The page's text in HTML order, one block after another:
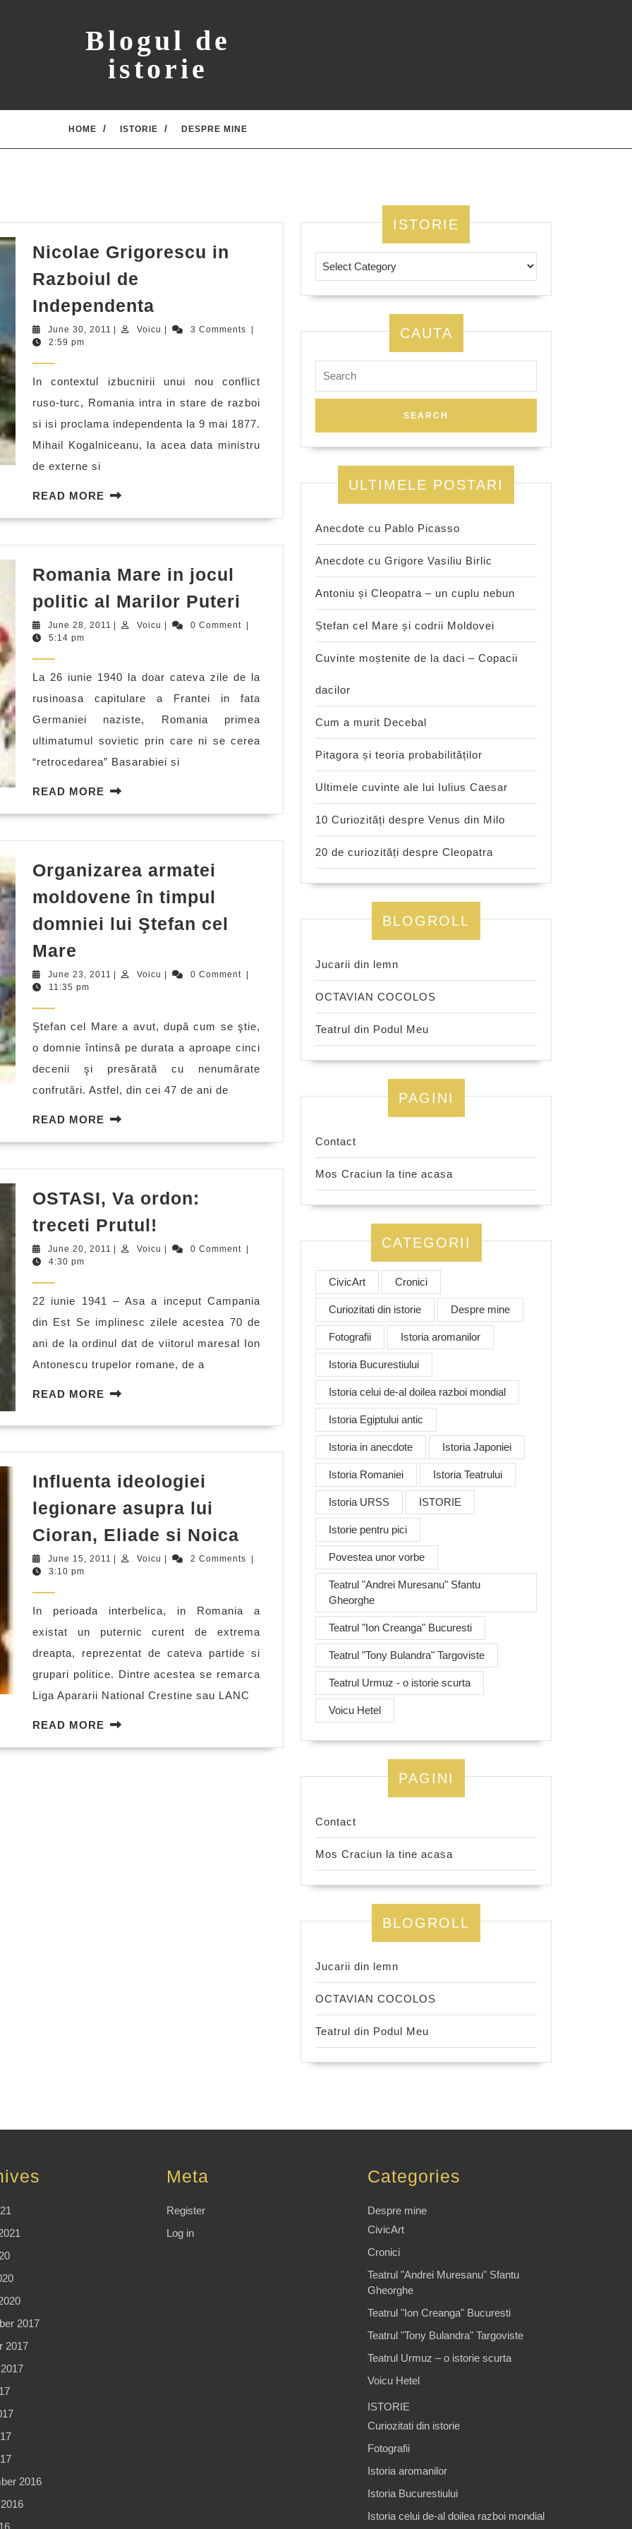
Blogul de
istorie
HOME ISTORIE DESPRE MINE
Nicolae Grigorescu in
Razboiul de
Independenta
Grigorescu
de
Independenta
June 30, 2011 June
Voicu Voicu 3 Comments
2:59 pm
In contextul izbucnirii unui nou conflict
ruso-turc, Romania intra in stare de razboi
si isi proclama independenta la 9 mai 1877.
Mihail Kogalniceanu, la acea data ministru
de externe si
READ MORE READ
Romania Mare in jocul
politic al Marilor Puteri Romania
Mare
politic
al
Marilor
Puteri
June 28, 2011 June
Voicu Voicu 0 Comment
5:14 pm
La 26 iunie 1940 la doar cateva zile de la
rusinoasa capitulare a Frantei in fata
Germaniei naziste, Romania primea
ultimatumul sovietic prin care ni se cerea
“retrocedarea” Basarabiei si
READ MORE READ
Organizarea armatei
moldovene în timpul
domniei lui Ştefan cel
Mare
armatei
moldovene
timpul
domniei
lui
Ştefan
cel
June 23, 2011 June
| Voicu Voicu
| 0 Comment
|
11:35 pm
Ştefan cel Mare a avut, după cum se ştie,
o domnie întinsă pe durata a aproape cinci
decenii şi presărată cu nenumărate
confrutări. Astfel, din cei 47 de ani de
READ MORE READ
OSTASI, Va ordon:
treceti Prutul!
Va
Prutul!
June 20, 2011 June
| Voicu Voicu
| 0 Comment
|
4:30 pm
22 iunie 1941 – Asa a inceput Campania
din Est Se implinesc zilele acestea 70 de
ani de la ordinul dat de viitorul maresal Ion
Antonescu trupelor romane, de a
READ MORE READ
Influenta ideologiei
legionare asupra lui
Cioran, Eliade si Noica
ideologiei
legionare
lui
Cioran,
Eliade
si
Noica
June 15, 2011 June
Voicu Voicu 2 Comments
3:10 pm
In perioada interbelica, in Romania a
existat un puternic curent de extrema
dreapta, reprezentat de cateva partide si
grupari politice. Dintre acestea se remarca
Liga Apararii National Crestine sau LANC
READ MORE READ
ISTORIE
CAUTA
for:
ULTIMELE POSTARI
Anecdote cu Pablo Picasso
Anecdote cu Grigore Vasiliu Birlic
Antoniu și Cleopatra – un cuplu nebun
Ștefan cel Mare și codrii Moldovei
Cuvinte moștenite de la daci – Copacii
dacilor
Cum a murit Decebal
Pitagora și teoria probabilităților
Ultimele cuvinte ale lui Iulius Caesar
10 Curiozități despre Venus din Milo
20 de curiozități despre Cleopatra
BLOGROLL
Jucarii din lemn
OCTAVIAN COCOLOS
Teatrul din Podul Meu
PAGINI
Contact
Mos Craciun la tine acasa
CATEGORII
CivicArt Cronici
Curiozitati din istorie Despre mine
Fotografii Istoria aromanilor
Istoria Bucurestiului
Istoria celui de-al doilea razboi mondial
Istoria Egiptului antic
Istoria in anecdote Istoria Japoniei
Istoria Romaniei Istoria Teatrului
Istoria URSS ISTORIE
Istorie pentru pici
Povestea unor vorbe
Teatrul "Andrei Muresanu" Sfantu
Gheorghe
Teatrul "Ion Creanga" Bucuresti
Teatrul "Tony Bulandra" Targoviste
Teatrul Urmuz - o istorie scurta
Voicu Hetel
PAGINI
Contact
Mos Craciun la tine acasa
BLOGROLL
Jucarii din lemn
OCTAVIAN COCOLOS
Teatrul din Podul Meu
2017
2017
2016
Meta
Register
Log in
Categories
Despre mine
CivicArt
Cronici
Teatrul "Andrei Muresanu" Sfantu
Gheorghe
Teatrul "Ion Creanga" Bucuresti
Teatrul "Tony Bulandra" Targoviste
Teatrul Urmuz – o istorie scurta
Voicu Hetel
ISTORIE
Curiozitati din istorie
Fotografii
Istoria aromanilor
Istoria Bucurestiului
Istoria celui de-al doilea razboi mondial